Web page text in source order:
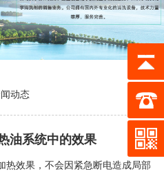
动态
油系统中的效果
热效果，不会因紧急断电造成局部